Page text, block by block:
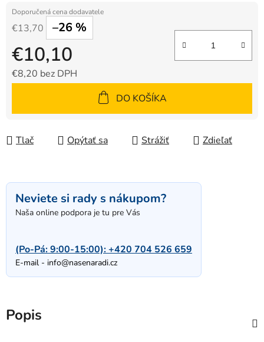
€13,70 –26 %
€10,10
€8,20 bez DPH
DO KOŠÍKA
Tlač Opýtať sa Strážiť Zdieľať
Neviete si rady s nákupom?
Naša online podpora je tu pre Vás
(Po-Pá: 9:00-15:00):+420 704 526 659
E-mail - info@nasenaradi.cz
Popis